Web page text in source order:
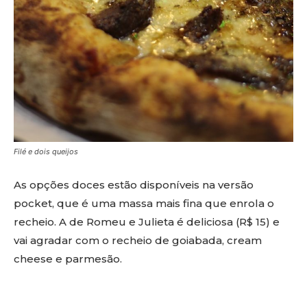
Filé e dois queijos
As opções doces estão disponíveis na versão
pocket, que é uma massa mais fina que enrola o
recheio. A de Romeu e Julieta é deliciosa (R$ 15) e
vai agradar com o recheio de goiabada, cream
cheese e parmesão.